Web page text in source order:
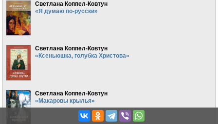
Светлана Коппел-Ковтун
«Я думаю по-русски»
Светлана Коппел-Ковтун
«Ксеньюшка, голубка Христова»
Светлана Коппел-Ковтун
«Макаровы крылья»